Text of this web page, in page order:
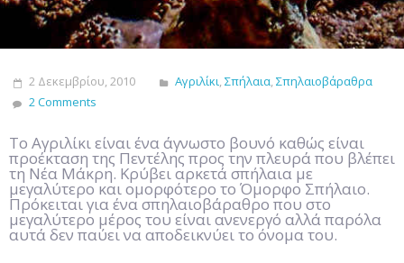
2 Δεκεμβρίου, 2010 Αγριλίκι,Σπήλαια,Σπηλαιοβάραθρα
2 Comments
Το Αγριλίκι είναι ένα άγνωστο βουνό καθώς είναι
προέκταση της Πεντέλης προς την πλευρά που βλέπει
τη Νέα Μάκρη. Κρύβει αρκετά σπήλαια με
μεγαλύτερο και ομορφότερο το Όμορφο Σπήλαιο.
Πρόκειται για ένα σπηλαιοβάραθρο που στο
μεγαλύτερο μέρος του είναι ανενεργό αλλά παρόλα
αυτά δεν παύει να αποδεικνύει το όνομα του.